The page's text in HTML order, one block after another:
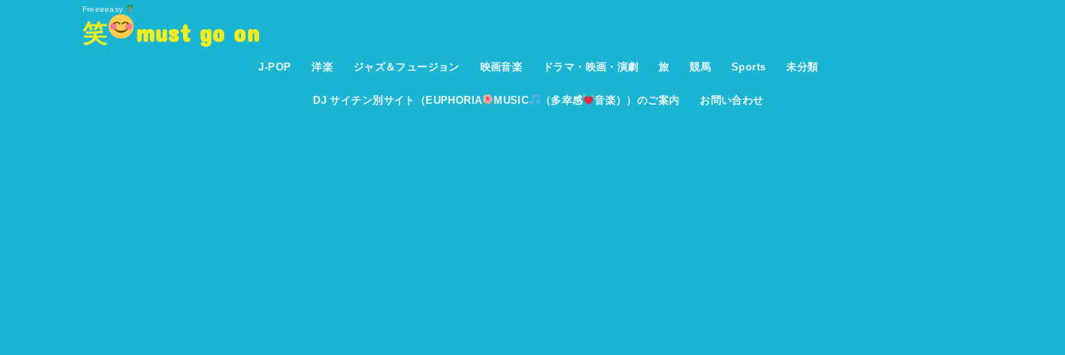
Freeeeasy
笑 must go on
J-POP 洋楽 ジャズ＆フュージョン 映画音楽 ドラマ・映画・演劇 旅 競馬 Sports 未分類
DJ サイチン別サイト（EUPHORIA MUSIC （多幸感 音楽））のご案内 お問い合わせ